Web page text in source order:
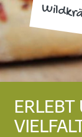
ERLEBT